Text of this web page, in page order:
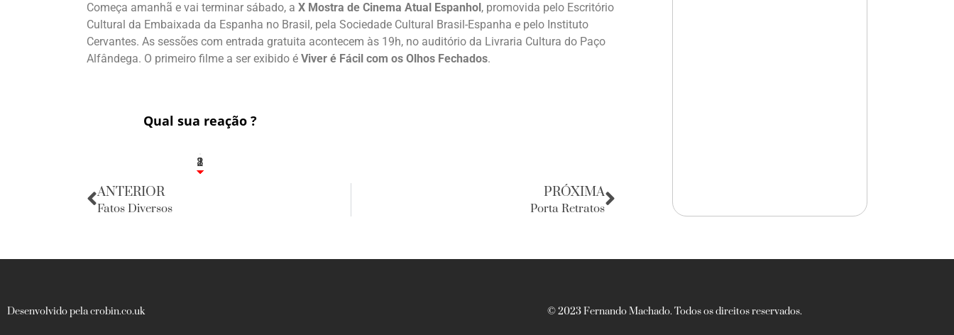
Começa amanhã e vai terminar sábado, a X Mostra de Cinema Atual Espanhol , promovida pelo Escritório
Cultural da Embaixada da Espanha no Brasil, pela Sociedade Cultural Brasil-Espanha e pelo Instituto
Cervantes. As sessões com entrada gratuita acontecem às 19h, no auditório da Livraria Cultura do Paço
Alfândega. O primeiro filme a ser exibido é Viver é Fácil com os Olhos Fechados.
Qual sua reação ?
1
2
8
ANTERIOR
Fatos Diversos
PRÓXIMA
Porta Retratos
Desenvolvido pela crobin.co.uk © 2023 Fernando Machado. Todos os direitos reservados.